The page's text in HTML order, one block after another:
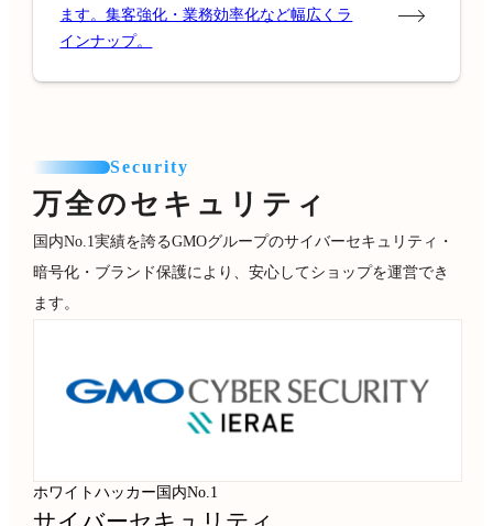
ます。集客強化・業務効率化など幅広くラ
インナップ。
Security
万全のセキュリティ
国内No.1実績を誇るGMOグループのサイバーセキュリティ・
暗号化・ブランド保護により、安心してショップを運営でき
ます。
ホワイトハッカー国内No.1
サイバーセキュリティ